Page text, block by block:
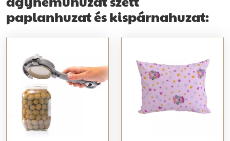
paplanhuzat és kispárnahuzat: